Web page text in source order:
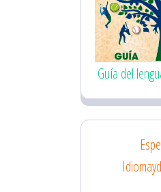
Guía del